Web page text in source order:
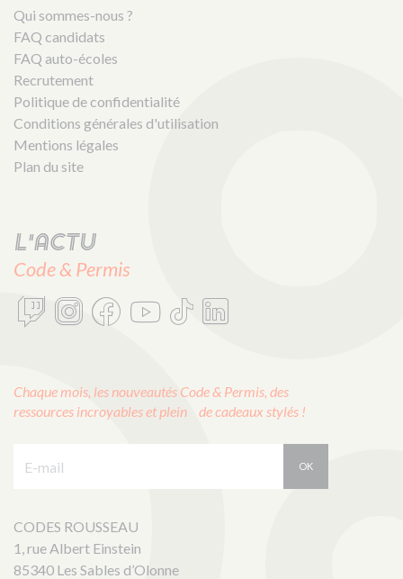
Qui sommes-nous ?
FAQ candidats
FAQ auto-écoles
Recrutement
Politique de confidentialité
Conditions générales d'utilisation
Mentions légales
Plan du site
L'actu
Code & Permis
Chaque mois, les nouveautés Code & Permis, des
ressources incroyables et plein de cadeaux stylés !
OK
CODES ROUSSEAU
1, rue Albert Einstein
85340 Les Sables d’Olonne